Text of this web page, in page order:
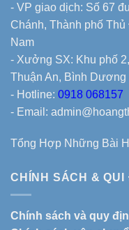
- VP giao dịch: Số 67
Chánh, Thành phố
Nam
- Xưởng SX: Khu phố
Thuận An, Bình Dương
- Hotline: 0918 068157
- Email:
Tổng Hợp Những Bài
CHÍNH SÁCH &
Chính sách và quy